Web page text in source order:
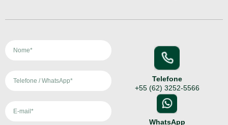
Telefone
+55 (62) 3252-5566
‪WhatsApp